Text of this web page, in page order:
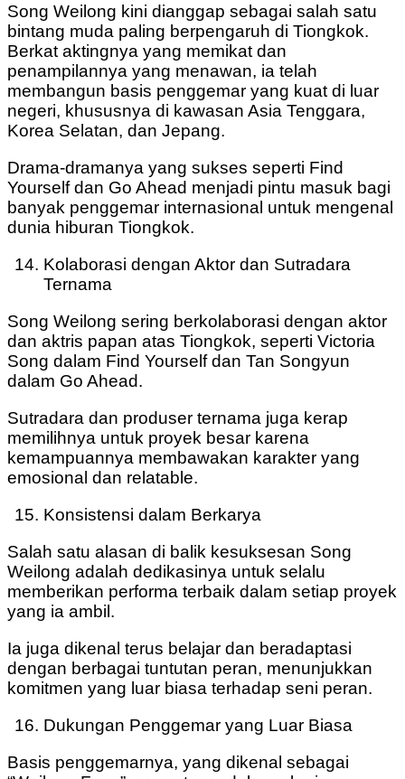
Song Weilong kini dianggap sebagai salah satu
bintang muda paling berpengaruh di Tiongkok.
Berkat aktingnya yang memikat dan
penampilannya yang menawan, ia telah
membangun basis penggemar yang kuat di luar
negeri, khususnya di kawasan Asia Tenggara,
Korea Selatan, dan Jepang.
Drama-dramanya yang sukses seperti Find
Yourself dan Go Ahead menjadi pintu masuk bagi
banyak penggemar internasional untuk mengenal
dunia hiburan Tiongkok.
Kolaborasi dengan Aktor dan Sutradara
Ternama
Song Weilong sering berkolaborasi dengan aktor
dan aktris papan atas Tiongkok, seperti Victoria
Song dalam Find Yourself dan Tan Songyun
dalam Go Ahead.
Sutradara dan produser ternama juga kerap
memilihnya untuk proyek besar karena
kemampuannya membawakan karakter yang
emosional dan relatable.
Konsistensi dalam Berkarya
Salah satu alasan di balik kesuksesan Song
Weilong adalah dedikasinya untuk selalu
memberikan performa terbaik dalam setiap proyek
yang ia ambil.
Ia juga dikenal terus belajar dan beradaptasi
dengan berbagai tuntutan peran, menunjukkan
komitmen yang luar biasa terhadap seni peran.
Dukungan Penggemar yang Luar Biasa
Basis penggemarnya, yang dikenal sebagai